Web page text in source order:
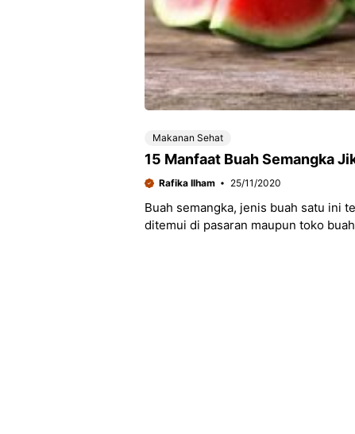
Makanan Sehat
15 Manfaat Buah Semangka
Rafika Ilham 25/11/2020
Buah semangka, jenis buah satu ini
ditemui di pasaran maupun toko